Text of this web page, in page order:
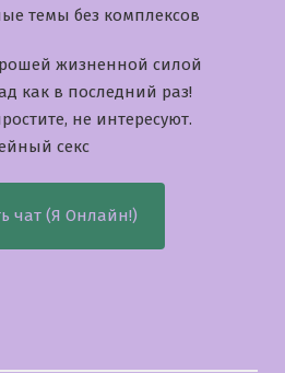
темы без комплексов
жизненной силой
как в последний раз!
не интересуют.
секс
чат (Я Онлайн!)